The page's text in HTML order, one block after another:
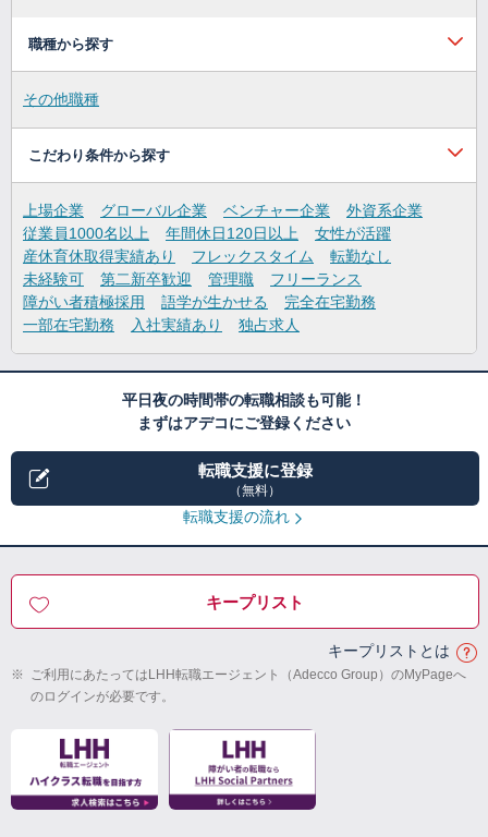
職種から探す
その他職種
こだわり条件から探す
上場企業 グローバル企業 ベンチャー企業
外資系企業
従業員1000名以上
年間休日120日以上
女性が活躍
産休育休取得実績あり
フレックスタイム
転勤なし
未経験可
第二新卒歓迎 管理職
フリーランス
障がい者積極採用
語学が生かせる
完全在宅勤務
一部在宅勤務
入社実績あり 独占求人
平日夜の時間帯の転職相談も可能！
まずはアデコにご登録ください
転職支援に登録
（無料）
転職支援の流れ
キープリスト
キープリストとは
※ ご利用にあたってはLHH転職エージェント（Adecco Group）のMyPageへ
のログインが必要です。